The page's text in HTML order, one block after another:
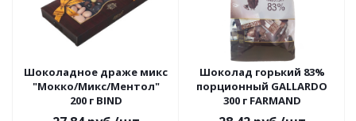
Шоколадное драже микс
"Мокко/Микс/Ментол"
200 г BIND
Шоколад горький 83%
порционный GALLARDO
300 г FARMAND